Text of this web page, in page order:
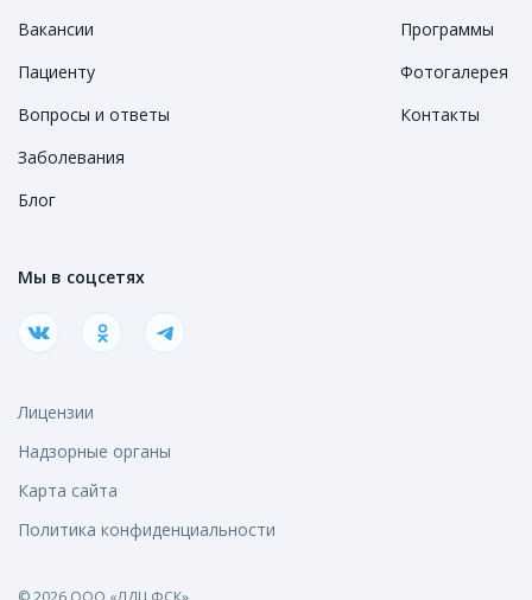
Вакансии
Пациенту
Вопросы и ответы
Заболевания
Блог
Программы
Фотогалерея
Контакты
Мы в соцсетях
Лицензии
Надзорные органы
Карта сайта
Политика конфиденциальности